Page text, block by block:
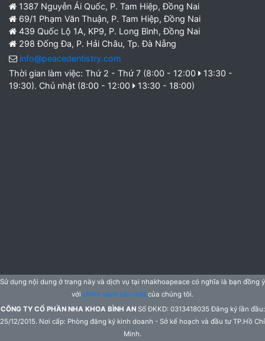
1387 Nguyễn Ái Quốc, P. Tam Hiệp, Đồng Nai
69/1 Phạm Văn Thuận, P. Tam Hiệp, Đồng Nai
439 Quốc Lộ 1A, KP9, P. Long Bình, Đồng Nai
298 Đống Đa, P. Hải Châu, Tp. Đà Nẵng
info@peacedentistry.com
Thời gian làm việc: Thứ 2 - Thứ 7 (8:00 - 12:00
13:30 -
19:30). Chủ nhật (8:00 - 12:00
13:30 - 18:00)
Sử dụng nội dung ở trang này và dịch vụ tại nhakhoapeace có nghĩa là bạn đồng ý
với chính sách bảo mật của chúng tôi.
CÔNG TY CỔ PHẦN NHA KHOA BÌNH ANSố ĐKKD: 0313418035 Đăng ký lần đầu:
25/12/2015. Nơi cấp: Phòng đăng ký kinh doanh - Sở kế hoạch và đầu tư TP.Hồ Chí
Minh.